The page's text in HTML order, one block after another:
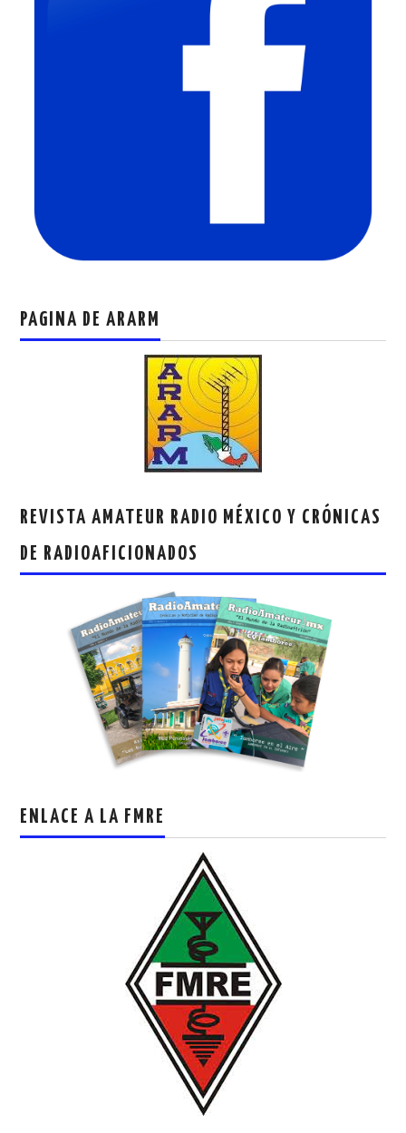
PAGINA DE ARARM
REVISTA AMATEUR RADIO MÉXICO Y CRÓNICAS
DE RADIOAFICIONADOS
ENLACE A LA FMRE